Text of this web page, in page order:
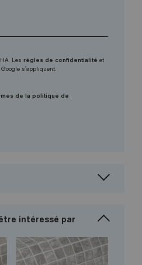
Les règles de confidentialité et
Google s'appliquent.
de la politique de
intéressé par